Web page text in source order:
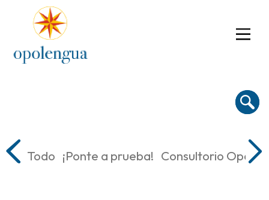
Todo ¡Ponte a prueba! Consultorio